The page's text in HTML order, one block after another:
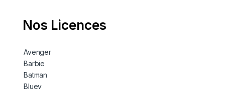
Nos Licences
Avenger
Barbie
Batman
Bluey